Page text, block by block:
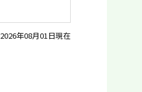
2026年08月01日現在